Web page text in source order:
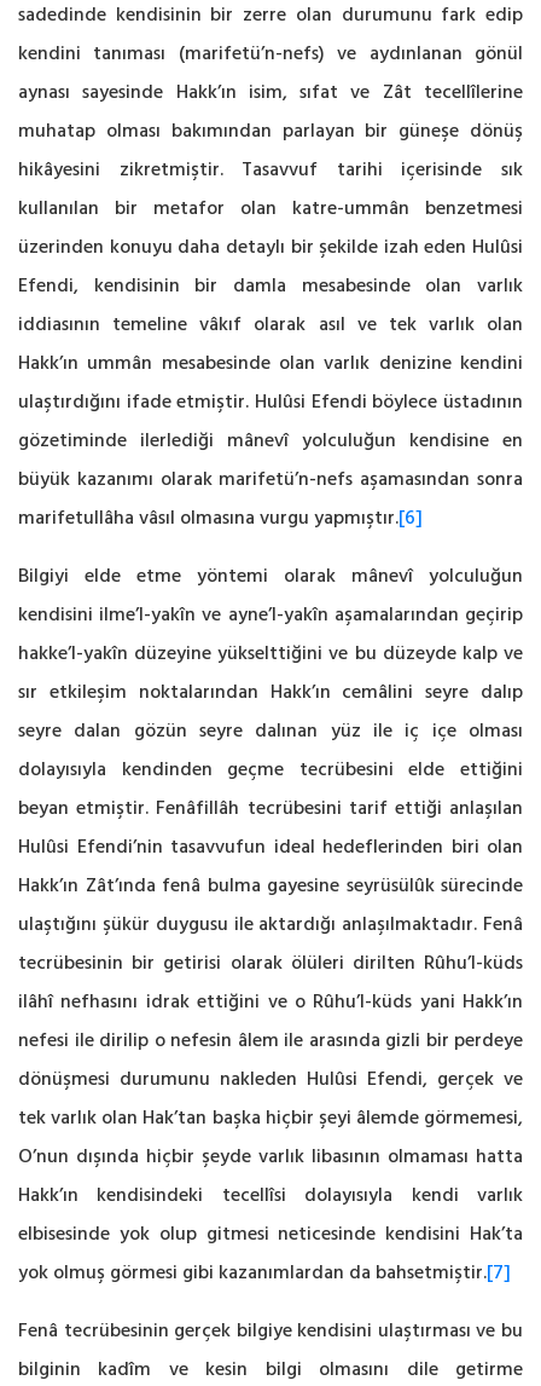
sadedinde kendisinin bir zerre olan durumunu fark edip
kendini tanıması (marifetü’n-nefs) ve aydınlanan gönül
aynası sayesinde Hakk’ın isim, sıfat ve Zât tecellîlerine
muhatap olması bakımından parlayan bir güneşe dönüş
hikâyesini zikretmiştir. Tasavvuf tarihi içerisinde sık
kullanılan bir metafor olan katre-ummân benzetmesi
üzerinden konuyu daha detaylı bir şekilde izah eden Hulûsi
Efendi, kendisinin bir damla mesabesinde olan varlık
iddiasının temeline vâkıf olarak asıl ve tek varlık olan
Hakk’ın ummân mesabesinde olan varlık denizine kendini
ulaştırdığını ifade etmiştir. Hulûsi Efendi böylece üstadının
gözetiminde ilerlediği mânevî yolculuğun kendisine en
büyük kazanımı olarak marifetü’n-nefs aşamasından sonra
marifetullâha vâsıl olmasına vurgu yapmıştır.[6]
Bilgiyi elde etme yöntemi olarak mânevî yolculuğun
kendisini ilme’l-yakîn ve ayne’l-yakîn aşamalarından geçirip
hakke’l-yakîn düzeyine yükselttiğini ve bu düzeyde kalp ve
sır etkileşim noktalarından Hakk’ın cemâlini seyre dalıp
seyre dalan gözün seyre dalınan yüz ile iç içe olması
dolayısıyla kendinden geçme tecrübesini elde ettiğini
beyan etmiştir. Fenâfillâh tecrübesini tarif ettiği anlaşılan
Hulûsi Efendi’nin tasavvufun ideal hedeflerinden biri olan
Hakk’ın Zât’ında fenâ bulma gayesine seyrüsülûk sürecinde
ulaştığını şükür duygusu ile aktardığı anlaşılmaktadır. Fenâ
tecrübesinin bir getirisi olarak ölüleri dirilten Rûhu’l-küds
ilâhî nefhasını idrak ettiğini ve o Rûhu’l-küds yani Hakk’ın
nefesi ile dirilip o nefesin âlem ile arasında gizli bir perdeye
dönüşmesi durumunu nakleden Hulûsi Efendi, gerçek ve
tek varlık olan Hak’tan başka hiçbir şeyi âlemde görmemesi,
O’nun dışında hiçbir şeyde varlık libasının olmaması hatta
Hakk’ın kendisindeki tecellîsi dolayısıyla kendi varlık
elbisesinde yok olup gitmesi neticesinde kendisini Hak’ta
yok olmuş görmesi gibi kazanımlardan da bahsetmiştir.[7]
Fenâ tecrübesinin gerçek bilgiye kendisini ulaştırması ve bu
bilginin kadîm ve kesin bilgi olmasını dile getirme